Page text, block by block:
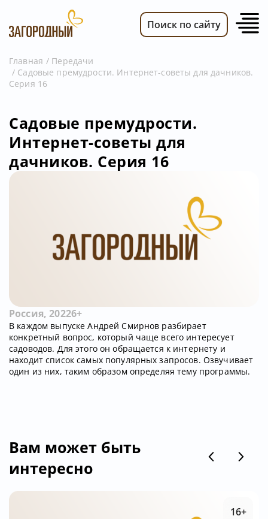
ВИДЕО
ПЕРЕДАЧИ
ТЕЛЕПРОГРАММА
РЕКЛАМОДАТЕЛЯМ
Поиск по сайту
Главная
Передачи
Садовые премудрости. Интернет-советы для дачников.
Серия 16
Садовые премудрости.
Интернет-советы для
дачников. Серия 16
Россия, 20226+
В каждом выпуске Андрей Смирнов разбирает
конкретный вопрос, который чаще всего интересует
садоводов. Для этого он обращается к интернету и
находит список самых популярных запросов. Озвучивает
один из них, таким образом определяя тему программы.
Вам может быть
интересно
16+